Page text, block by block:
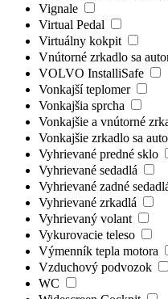
Vignale
Virtual Pedal
Virtuálny kokpit
Vnútorné zrkadlo sa
VOLVO InstalliSafe
Vonkajší teplomer
Vonkajšia sprcha
Vonkajšie a vnútorné
Vonkajšie zrkadlo sa
Vyhrievané predné sklo
Vyhrievané sedadlá
Vyhrievané zadné
Vyhrievané zrkadlá
Vyhrievaný volant
Vykurovacie teleso
Výmenník tepla motora
Vzduchový podvozok
WC